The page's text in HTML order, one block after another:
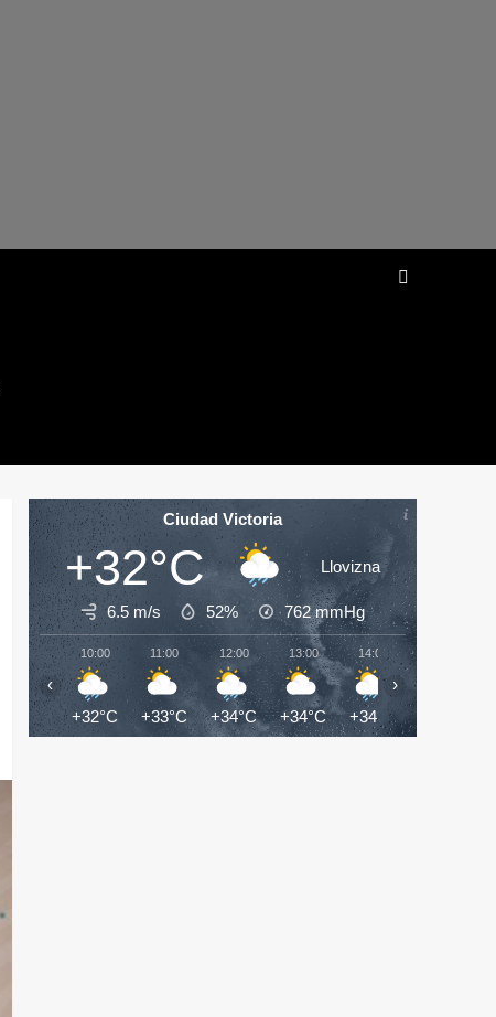
Ciudad Victoria
+32°C Llovizna
6.5 m/s 52% 762mmHg
10:00
+32°C
11:00
+33°C
12:00
+34°C
13:00
+34°C
14:00
+34°C
‹ ›